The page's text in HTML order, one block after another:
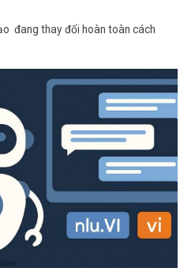
đang thay đổi hoàn toàn cách